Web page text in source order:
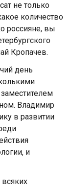
не только
количество
россияне, вы
Кропачев.
день
Владимир
в развитии
и